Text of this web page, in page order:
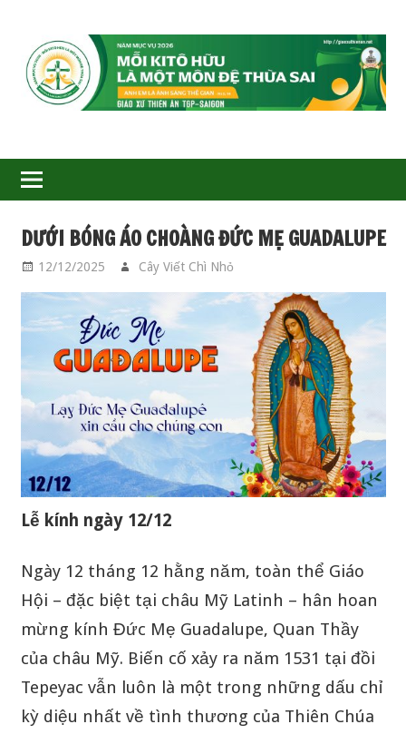
GIÁO
XỨ
THIÊN
ÂN-
TGP
SAIGON
DƯỚI BÓNG ÁO CHOÀNG ĐỨC MẸ GUADALUPE
12/12/2025 Cây Viết Chì Nhỏ
Lễ kính ngày 12/12
Ngày 12 tháng 12 hằng năm, toàn thể Giáo
Hội – đặc biệt tại châu Mỹ Latinh – hân hoan
mừng kính Đức Mẹ Guadalupe, Quan Thầy
của châu Mỹ. Biến cố xảy ra năm 1531 tại đồi
Tepeyac vẫn luôn là một trong những dấu chỉ
kỳ diệu nhất về tình thương của Thiên Chúa